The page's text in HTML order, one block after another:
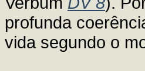
profunda
vida segundo o